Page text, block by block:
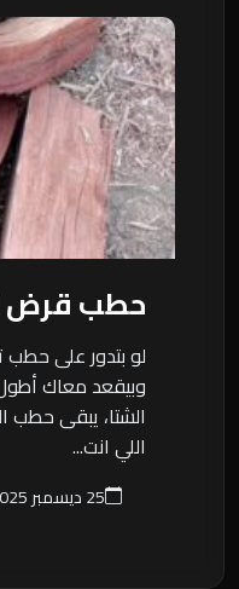
حطب قرض
لو بتدور على
وبيقعد معاك
الشتا، يبقى
اللي انت...
25 ديسمبر 2025